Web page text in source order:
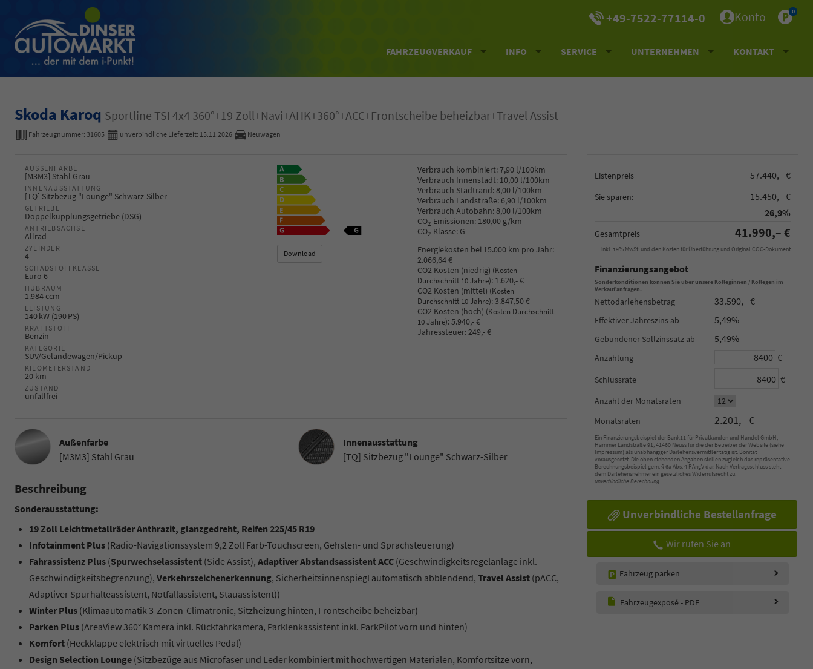
+49-7522-77114-0 Konto 0
FAHRZEUGVERKAUF INFO SERVICE UNTERNEHMEN KONTAKT
Skoda Karoq Sportline TSI 4x4 360°+19 Zoll+Navi+AHK+360°+ACC+Frontscheibe beheizbar+Travel Assist
Fahrzeugnummer: 31605 unverbindliche Lieferzeit: 15.11.2026 Neuwagen
Listenpreis 57.440,– €
Sie sparen:
15.450,– €
26,9%
Gesamtpreis 41.990,– €
inkl. 19% MwSt. und den Kosten für Überführung und Original COC-Dokument
Finanzierungsangebot
Sonderkonditionen können Sie über unsere Kolleginnen / Kollegen im
Verkauf anfragen.
Nettodarlehensbetrag 33.590,– €
Effektiver Jahreszins 5,49%
Gebundener Sollzinssatz 5,49%
Anzahlung €
Schlussrate €
Anzahl der Monatsraten
Monatsraten
2.201,– €
Ein Finanzierungsbeispiel der Bank11 für Privatkunden und Handel GmbH,
Hammer Landstraße 91, 41460 Neuss für die der Betreiber der Website (siehe
Impressum) als unabhängiger Darlehensvermittler tätig ist. Bonität
vorausgesetzt. Die oben stehenden Angaben stellen zugleich das repräsentative
Berechnungsbeispiel gem. § 6a Abs. 4 PAngV dar. Nach Vertragsschluss steht
dem Darlehensnehmer ein gesetzliches Widerrufsrecht zu.
unverbindliche Berechnung
Unverbindliche Bestellanfrage
Wir rufen Sie an
Fahrzeug parken
Fahrzeugexposé - PDF
AUSSENFARBE
[M3M3] Stahl Grau
INNENAUSSTATTUNG
[TQ] Sitzbezug "Lounge" Schwarz-Silber
GETRIEBE
Doppelkupplungsgetriebe (DSG)
ANTRIEBSACHSE
Allrad
ZYLINDER
4
SCHADSTOFFKLASSE
Euro 6
HUBRAUM
1.984 ccm
LEISTUNG
140 kW (190 PS)
KRAFTSTOFF
Benzin
KATEGORIE
SUV/Geländewagen/Pickup
KILOMETERSTAND
20 km
ZUSTAND
unfallfrei
Verbrauch kombiniert:7,90 l/100km
Verbrauch Innenstadt: 10,00 l/100km
Verbrauch Stadtrand:8,00 l/100km
Verbrauch Landstraße:6,90 l/100km
Verbrauch Autobahn:8,00 l/100km
CO2-Emissionen: 180,00 g/km
CO2-Klasse: G
Download
Energiekosten bei 15.000 km pro Jahr:
2.066,64 €
CO2 Kosten (niedrig) (Kosten
Durchschnitt 10 Jahre): 1.620,- €
CO2 Kosten (mittel) (Kosten
Durchschnitt 10 Jahre):3.847,50 €
CO2 Kosten (hoch) (Kosten Durchschnitt
10 Jahre):5.940,- €
Jahressteuer: 249,- €
Außenfarbe
[M3M3] Stahl Grau
InnenausstattungInnenausstattung
[TQ] Sitzbezug "Lounge" Schwarz-Silber
Beschreibung
Sonderausstattung:
19 Zoll Leichtmetallräder Anthrazit, glanzgedreht, Reifen 225/45 R19
Infotainment Plus (Radio-Navigationssystem 9,2 Zoll Farb-Touchscreen, Gehsten- und Sprachsteuerung)
Fahrassistenz Plus (Spurwechselassistent (Side Assist), Adaptiver Abstandsassistent ACC (Geschwindigkeitsregelanlage inkl.
Geschwindigkeitsbegrenzung), Verkehrszeichenerkennung, Sicherheitsinnenspiegl automatisch abblendend, Travel Assist (pACC,
Adaptiver Spurhalteassistent, Notfallassistent, Stauassistent))
Winter Plus (Klimaautomatik 3-Zonen-Climatronic, Sitzheizung hinten, Frontscheibe beheizbar)
Parken Plus (AreaView 360° Kamera inkl. Rückfahrkamera, Parklenkassistent inkl. ParkPilot vorn und hinten)
Komfort (Heckklappe elektrisch mit virtuelles Pedal)
Design Selection Lounge (Sitzbezüge aus Microfaser und Leder kombiniert mit hochwertigen Materialen, Komfortsitze vorn,